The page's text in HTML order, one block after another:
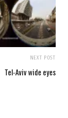
NEXT POST
Tel-Aviv wide eyes